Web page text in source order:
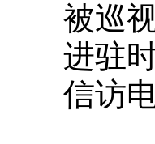
被巡视
进驻时
信访电